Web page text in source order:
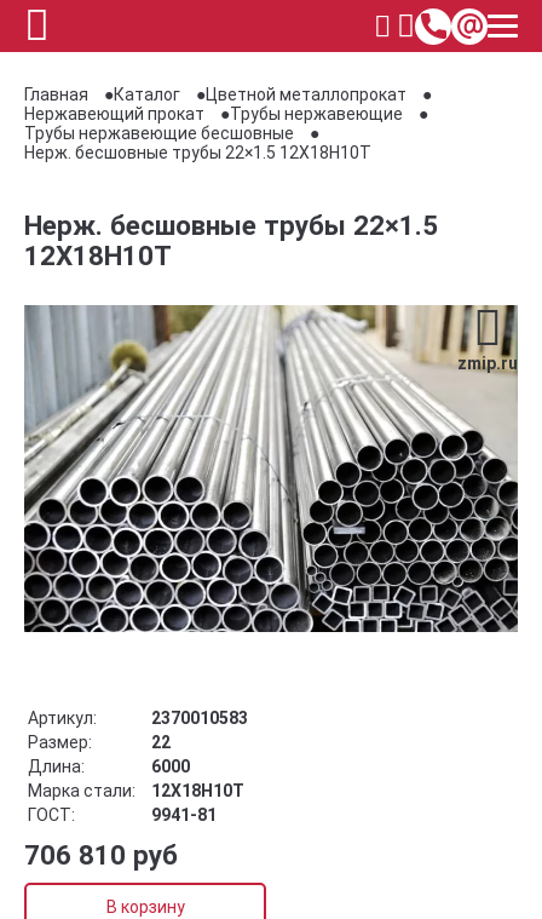
Главная Каталог
Цветной металлопрокат
Нержавеющий прокат
Трубы нержавеющие
Трубы нержавеющие бесшовные
Нерж. бесшовные трубы 22×1.5 12Х18Н10Т
Нерж. бесшовные трубы 22×1.5
12Х18Н10Т
zmip.ru
Артикул:
2370010583
Размер:
22
Длина:
6000
Марка стали:
12Х18Н10Т
ГОСТ:
9941-81
706 810 руб
В корзину